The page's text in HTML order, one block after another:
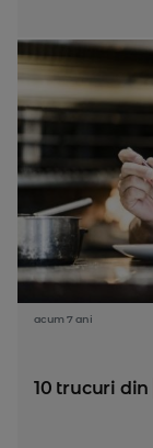
acum 7 ani
10 trucuri din